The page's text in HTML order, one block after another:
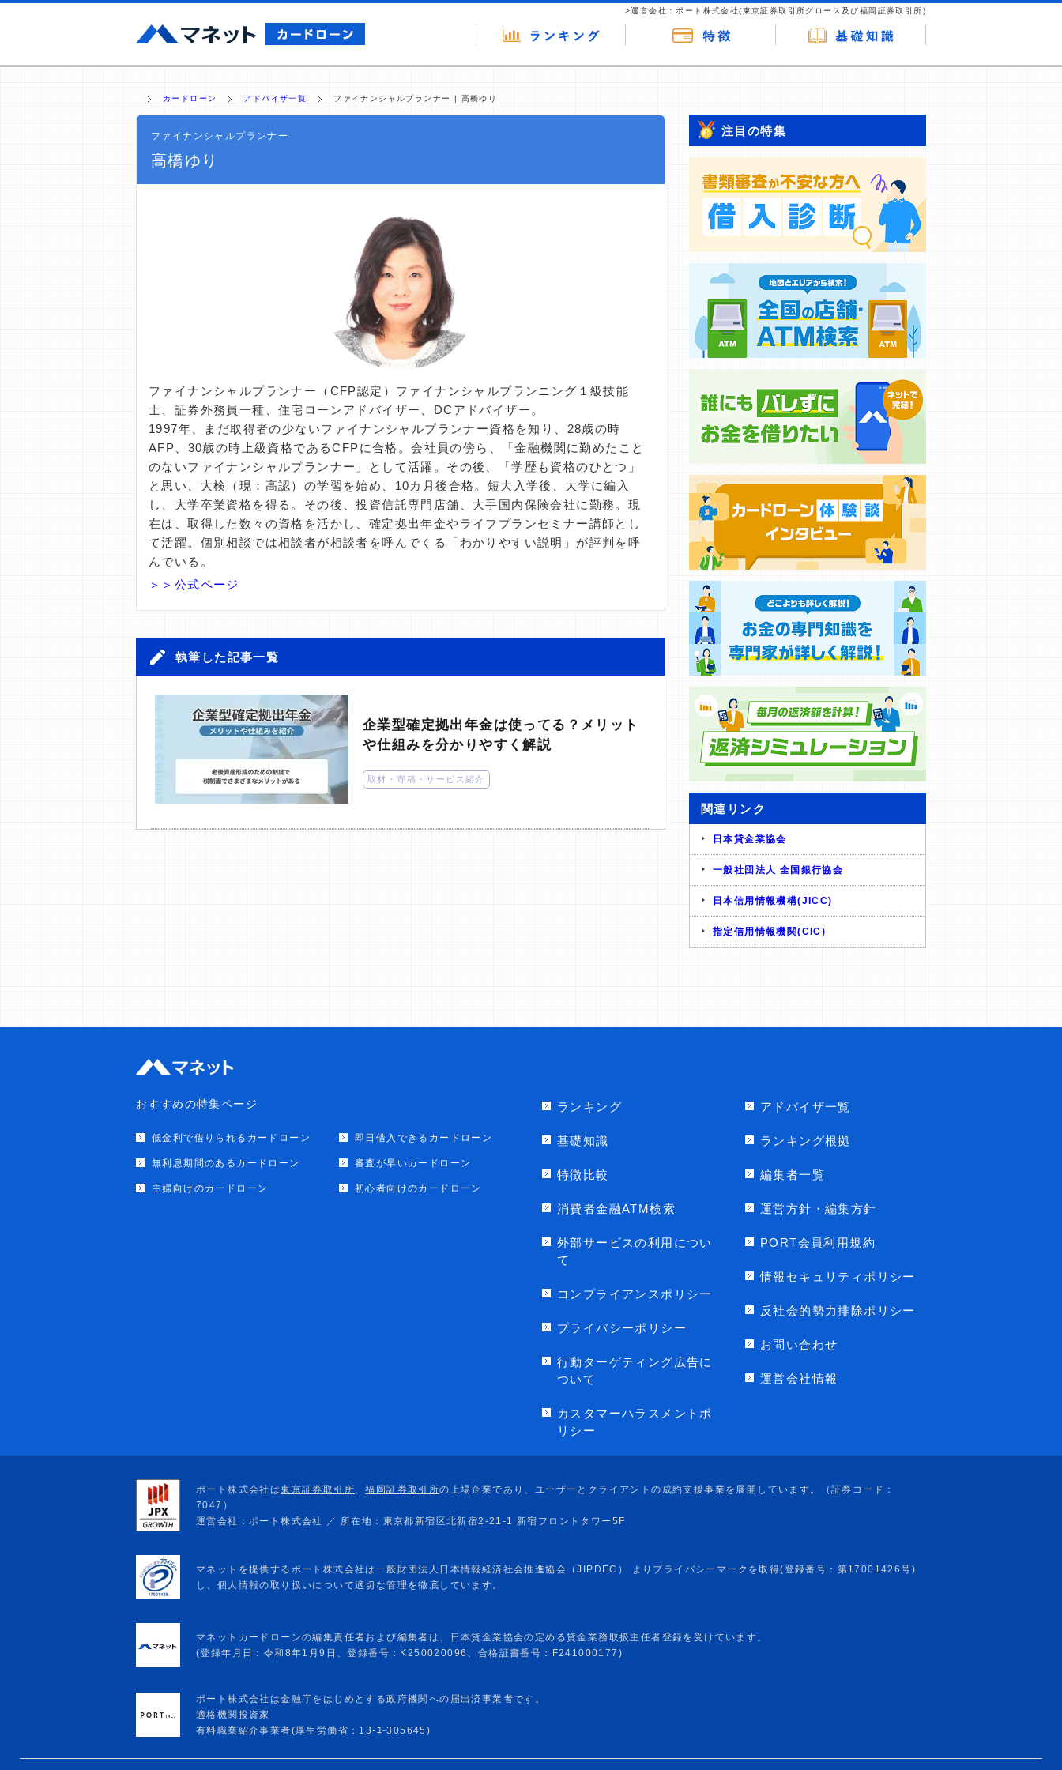
>運営会社：ポート株式会社(東京証券取引所グロース及び福岡証券取引所)
カードローン アドバイザ一覧 ファイナンシャルプランナー | 高橋ゆり
ファイナンシャルプランナー
高橋ゆり
ファイナンシャルプランナー（CFP認定）ファイナンシャルプランニング１級技能
士、証券外務員一種、住宅ローンアドバイザー、DCアドバイザー。
1997年、まだ取得者の少ないファイナンシャルプランナー資格を知り、28歳の時
AFP、30歳の時上級資格であるCFPに合格。会社員の傍ら、「金融機関に勤めたこと
のないファイナンシャルプランナー」として活躍。その後、「学歴も資格のひとつ」
と思い、大検（現：高認）の学習を始め、10カ月後合格。短大入学後、大学に編入
し、大学卒業資格を得る。その後、投資信託専門店舗、大手国内保険会社に勤務。現
在は、取得した数々の資格を活かし、確定拠出年金やライフプランセミナー講師とし
て活躍。個別相談では相談者が相談者を呼んでくる「わかりやすい説明」が評判を呼
んでいる。
＞＞公式ページ
執筆した記事一覧
企業型確定拠出年金は使ってる？メリット
や仕組みを分かりやすく解説
取材・寄稿・サービス紹介
注目の特集
関連リンク
日本貸金業協会
一般社団法人 全国銀行協会
日本信用情報機構(JICC)
指定信用情報機関(CIC)
おすすめの特集ページ
低金利で借りられるカードローン 即日借入できるカードローン
無利息期間のあるカードローン 審査が早いカードローン
主婦向けのカードローン 初心者向けのカードローン
ランキング
基礎知識
特徴比較
消費者金融ATM検索
外部サービスの利用につい
て
コンプライアンスポリシー
プライバシーポリシー
行動ターゲティング広告に
ついて
カスタマーハラスメントポ
リシー
アドバイザ一覧
ランキング根拠
編集者一覧
運営方針・編集方針
PORT会員利用規約
情報セキュリティポリシー
反社会的勢力排除ポリシー
お問い合わせ
運営会社情報
マネットカードローンの編集責任者および編集者は、日本貸金業協会の定める貸金業務取扱主任者登録を受けています。
(登録年月日：令和8年1月9日、登録番号：K250020096、合格証書番号：F241000177)
ポート株式会社は金融庁をはじめとする政府機関への届出済事業者です。
適格機関投資家
有料職業紹介事業者(厚生労働省：13-ﾕ-305645)